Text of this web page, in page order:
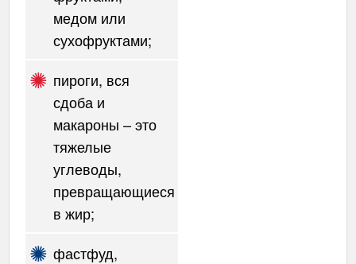
медом или
сухофруктами;
пироги, вся
сдоба и
макароны – это
тяжелые
углеводы,
превращающиеся
в жир;
фастфуд,